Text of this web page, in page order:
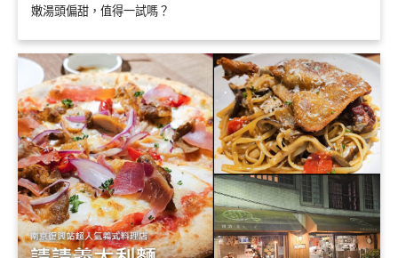
嫩湯頭偏甜，值得一試嗎？